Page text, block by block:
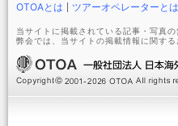
OTOAとは ツアーオペレーターとは
当サイトに掲載されている記事・写真
弊会では、当サイトの掲載情報に関す